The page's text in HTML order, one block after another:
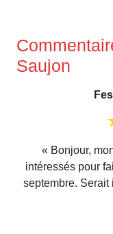
Saujon
« Bonjour,
intéressés pour
septembre.